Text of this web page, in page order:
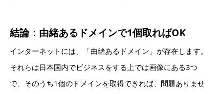
結論：由緒あるドメインで1個取ればOK
インターネットには、「由緒あるドメイン」が存在します。
それらは日本国内でビジネスをする上では画像にある3つ
で、そのうち1個のドメインを取得できれば、問題ありませ